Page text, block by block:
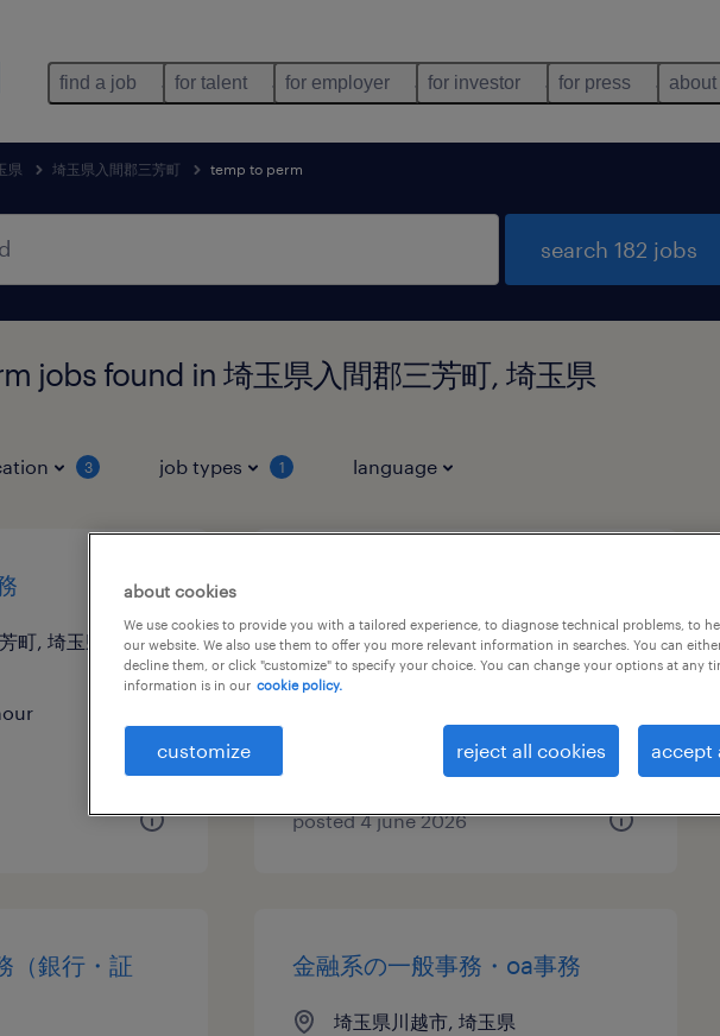
find a job for talent for employer for investor for press
県 埼玉県入間郡三芳町 temp to perm
search 182 jobs
jobs found in 埼玉県入間郡三芳町, 埼玉県
3 job types 1 language
町, 埼玉県
埼玉県入間郡三芳町, 埼玉県
temp to perm
posted 4 june 2026
（銀行・証
金融系の一般事務・oa事務
埼玉県川越市, 埼玉県
about cookies
We use cookies to provide you with a tailored experience, to diagnose technical problems, to
our website. We also use them to offer you more relevant information in searches. You can
decline them, or click "customize" to specify your choice. You can change your options at any
information is in our cookie policy.
customize reject all cookies accept